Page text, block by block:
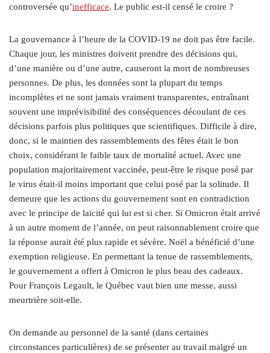
controversée qu’inefficace. Le public est-il censé le croire ?
La gouvernance à l’heure de la COVID-19 ne doit pas être facile.
Chaque jour, les ministres doivent prendre des décisions qui,
d’une manière ou d’une autre, causeront la mort de nombreuses
personnes. De plus, les données sont la plupart du temps
incomplètes et ne sont jamais vraiment transparentes, entraînant
souvent une imprévisibilité des conséquences découlant de ces
décisions parfois plus politiques que scientifiques. Difficile à dire,
donc, si le maintien des rassemblements des fêtes était le bon
choix, considérant le faible taux de mortalité actuel. Avec une
population majoritairement vaccinée, peut-être le risque posé par
le virus était-il moins important que celui posé par la solitude. Il
demeure que les actions du gouvernement sont en contradiction
avec le principe de laïcité qui lui est si cher. Si Omicron était arrivé
à un autre moment de l’année, on peut raisonnablement croire que
la réponse aurait été plus rapide et sévère. Noël a bénéficié d’une
exemption religieuse. En permettant la tenue de rassemblements,
le gouvernement a offert à Omicron le plus beau des cadeaux.
Pour François Legault, le Québec vaut bien une messe, aussi
meurtrière soit-elle.
On demande au personnel de la santé (dans certaines
circonstances particulières) de se présenter au travail malgré un